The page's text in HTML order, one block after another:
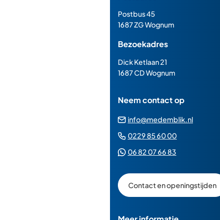
het
van
de
paginainhoud
Postbus 45
1687 ZG Wognum
Bezoekadres
Dick Ketlaan 21
1687 CD Wognum
Neem contact op
info@medemblik.nl
0229 85 60 00(Verwijst
06 82 07 66 83
een
Whatsapp
Contact en openingstijden